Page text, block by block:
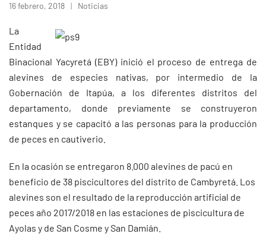
16 febrero, 2018 Noticias
La
Entidad
Binacional Yacyretá (EBY) inició el proceso de entrega de
alevines de especies nativas, por intermedio de la
Gobernación de Itapúa, a los diferentes distritos del
departamento, donde previamente se construyeron
estanques y se capacitó a las personas para la producción
de peces en cautiverio.
En la ocasión se entregaron 8.000 alevines de pacú en
beneficio de 38 piscicultores del distrito de Cambyretá. Los
alevines son el resultado de la reproducción artificial de
peces año 2017/2018 en las estaciones de piscicultura de
Ayolas y de San Cosme y San Damián.